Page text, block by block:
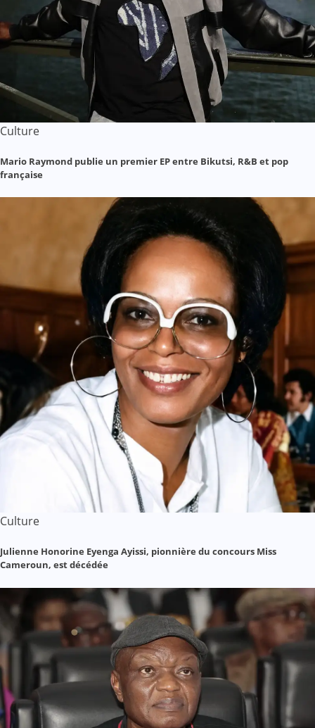
Culture
Mario Raymond publie un premier EP entre Bikutsi, R&B et pop
française
Culture
Julienne Honorine Eyenga Ayissi, pionnière du concours Miss
Cameroun, est décédée